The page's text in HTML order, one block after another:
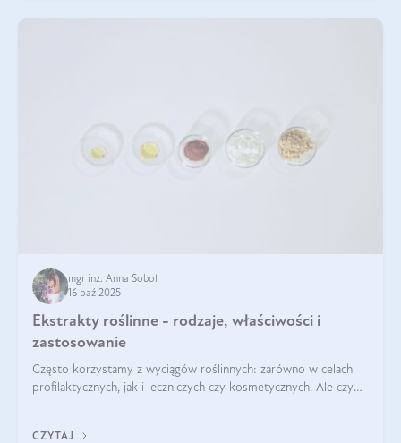
mgr inż. Anna Sobol
16 paź 2025
Ekstrakty roślinne - rodzaje, właściwości i
zastosowanie
Często korzystamy z wyciągów roślinnych: zarówno w celach
profilaktycznych, jak i leczniczych czy kosmetycznych. Ale czy
CZYTAJ